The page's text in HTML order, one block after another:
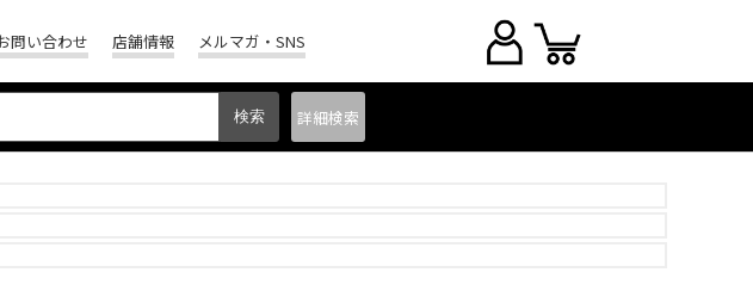
問い合わせ 店舗情報 メルマガ・SNS
詳細検索